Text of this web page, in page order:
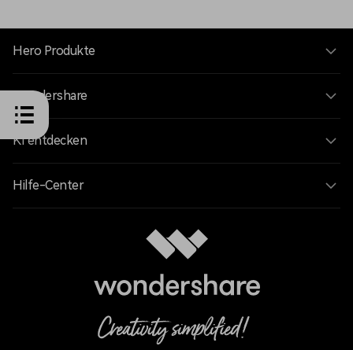
Hero Produkte
Wondershare
KI entdecken
Hilfe-Center